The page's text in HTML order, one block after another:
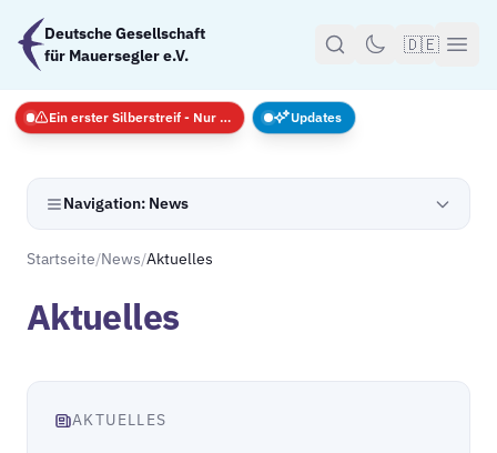
Zum Hauptinhalt springen
Deutsche Gesellschaft
für Mauersegler e.V.
🇩🇪
Navigation: News
Startseite/News/Aktuelles
Aktuelles
AKTUELLES
Ein erster Silberstreif - Nur Notfälle Updates